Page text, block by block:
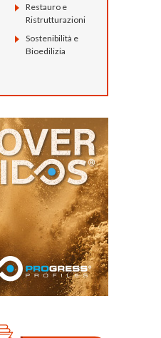
Restauro e
Ristrutturazioni
Sostenibilità e
Bioedilizia